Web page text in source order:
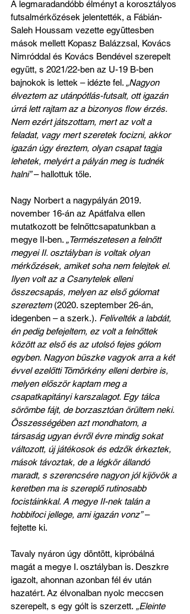
A legmaradandóbb élményt a korosztályos
futsalmérkőzések jelentették, a Fábián-
Saleh Houssam vezette együttesben
mások mellett Kopasz Balázzsal, Kovács
Nimróddal és Kovács Bendével szerepelt
együtt, s 2021/22-ben az U-19 B-ben
bajnokok is lettek – idézte fel. „Nagyon
élveztem az utánpótlás-futsalt, ott igazán
úrrá lett rajtam az a bizonyos flow érzés.
Nem ezért játszottam, mert az volt a
feladat, vagy mert szeretek focizni, akkor
igazán úgy éreztem, olyan csapat tagja
lehetek, melyért a pályán meg is tudnék
halni” – hallottuk tőle.
Nagy Norbert a nagypályán 2019.
november 16-án az Apátfalva ellen
mutatkozott be felnőttcsapatunkban a
megye II-ben. „Természetesen a felnőtt
megyei II. osztályban is voltak olyan
mérkőzések, amiket soha nem felejtek el.
Ilyen volt az a Csanytelek elleni
összecsapás, melyen az első gólomat
szereztem (2020. szeptember 26-án,
idegenben – a szerk.). Felívelték a labdát,
én pedig befejeltem, ez volt a felnőttek
között az első és az utolsó fejes gólom
egyben. Nagyon büszke vagyok arra a két
évvel ezelőtti Tömörkény elleni derbire is,
melyen először kaptam meg a
csapatkapitányi karszalagot. Egy tálca
sörömbe fájt, de borzasztóan örültem neki.
Összességében azt mondhatom, a
társaság ugyan évről évre mindig sokat
változott, új játékosok és edzők érkeztek,
mások távoztak, de a légkör állandó
maradt, s szerencsére nagyon jól kijövök a
keretben ma is szereplő rutinosabb
focistáinkkal. A megye II-nek talán a
hobbifoci jellege, ami igazán vonz” –
fejtette ki.
Tavaly nyáron úgy döntött, kipróbálná
magát a megye I. osztályban is. Deszkre
igazolt, ahonnan azonban fél év után
hazatért. Az élvonalban nyolc meccsen
szerepelt, s egy gólt is szerzett. „Eleinte